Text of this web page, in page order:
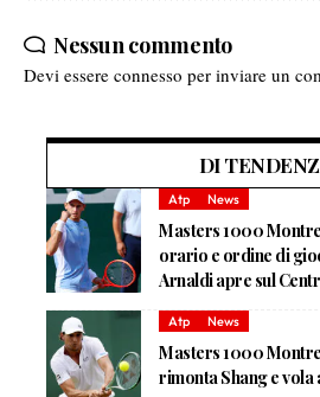
Nessun commento
Devi essere connesso per inviare un
DI
Atp News
Masters 1000
orario e ordine di
Arnaldi apre sul
Atp News
Masters 1000
rimonta Shang e vola